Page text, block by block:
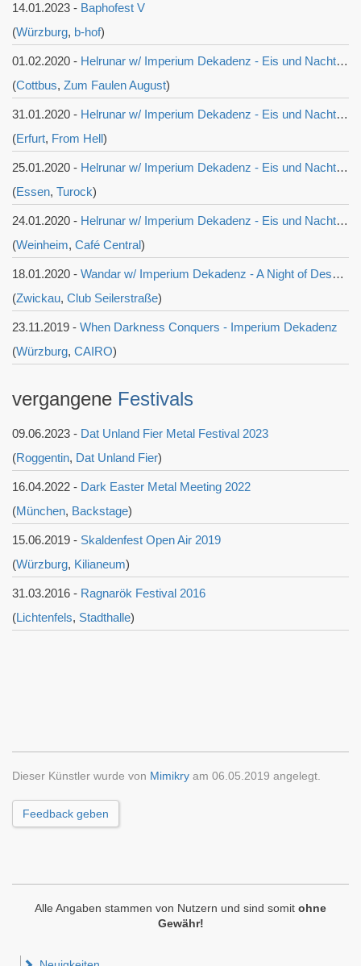
14.01.2023 - Baphofest V
(Würzburg, b-hof)
01.02.2020 - Helrunar w/ Imperium Dekadenz - Eis und Nacht Tour 2020
(Cottbus, Zum Faulen August)
31.01.2020 - Helrunar w/ Imperium Dekadenz - Eis und Nacht Tour 2020
(Erfurt, From Hell)
25.01.2020 - Helrunar w/ Imperium Dekadenz - Eis und Nacht Tour 2020
(Essen, Turock)
24.01.2020 - Helrunar w/ Imperium Dekadenz - Eis und Nacht Tour 2020
(Weinheim, Café Central)
18.01.2020 - Wandar w/ Imperium Dekadenz - A Night of Despair
(Zwickau, Club Seilerstraße)
23.11.2019 - When Darkness Conquers - Imperium Dekadenz
(Würzburg, CAIRO)
vergangene Festivals
09.06.2023 - Dat Unland Fier Metal Festival 2023
(Roggentin, Dat Unland Fier)
16.04.2022 - Dark Easter Metal Meeting 2022
(München, Backstage)
15.06.2019 - Skaldenfest Open Air 2019
(Würzburg, Kilianeum)
31.03.2016 - Ragnarök Festival 2016
(Lichtenfels, Stadthalle)
Dieser Künstler wurde von Mimikry am 06.05.2019 angelegt.
Feedback geben
Alle Angaben stammen von Nutzern und sind somit ohne
Gewähr!